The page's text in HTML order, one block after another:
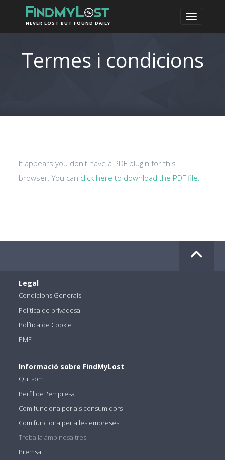
NEVER LOST BUT FOUND DAILY
Termes i condicions
It appears you don't have a PDF plugin for this
browser. You can click here to download the PDF file.
Legal
Condicions Generals
Política de privadesa
Política de Cookie
PMF
Informació sobre FindMyLost
Qui som
Perfil de l'empresa
Com funciona per als consumidors
Com funciona per a les empreses
Treballa amb nosaltres
Premsa